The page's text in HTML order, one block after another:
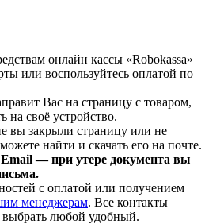
онлайн кассы «Robokassa»
или воспользуйтесь оплатой по
Вас на страницу с товаром,
на своё устройство.
вы закрыли страницу или не
найти и скачать его на почте.
— при утере документа вы
с оплатой или получением
менеджерам. Все контакты
выбрать любой удобный.